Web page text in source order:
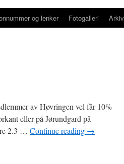
og lenker Fotogalleri Arkiv
av Høvringen vel får 10%
eller på Jørundgard på
2.3 … Continue reading →